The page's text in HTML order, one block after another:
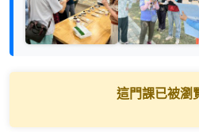
這門課已被瀏